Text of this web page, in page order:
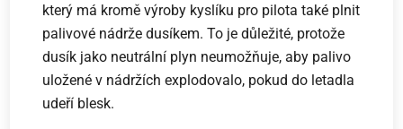
který má kromě výroby kyslíku pro pilota také plnit
palivové nádrže dusíkem. To je důležité, protože
dusík jako neutrální plyn neumožňuje, aby palivo
uložené v nádržích explodovalo, pokud do letadla
udeří blesk.